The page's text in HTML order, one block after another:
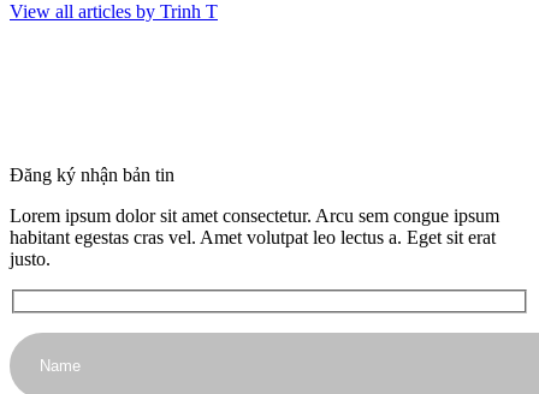
View all articles by Trinh T
Đăng ký nhận bản tin
Lorem ipsum dolor sit amet consectetur. Arcu sem congue ipsum
habitant egestas cras vel. Amet volutpat leo lectus a. Eget sit erat
justo.